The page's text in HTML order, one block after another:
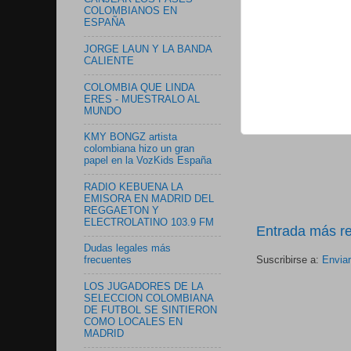
Entrada más
Suscribirse a:
COLOMBIANOS EN
ESPAÑA
JORGE LAUN Y LA BANDA
CALIENTE
COLOMBIA QUE LINDA
ERES - MUESTRALO AL
MUNDO
KMY BONGZ artista
colombiana hizo un gran
papel en la VozKids España
RADIO KEBUENA LA
EMISORA EN MADRID DEL
REGGAETON Y
ELECTROLATINO 103.9 FM
Dudas legales más
frecuentes
LOS JUGADORES DE LA
SELECCION COLOMBIANA
DE FUTBOL SE SINTIERON
COMO LOCALES EN
MADRID